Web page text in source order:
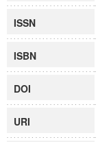
ISSN
ISBN
DOI
URI